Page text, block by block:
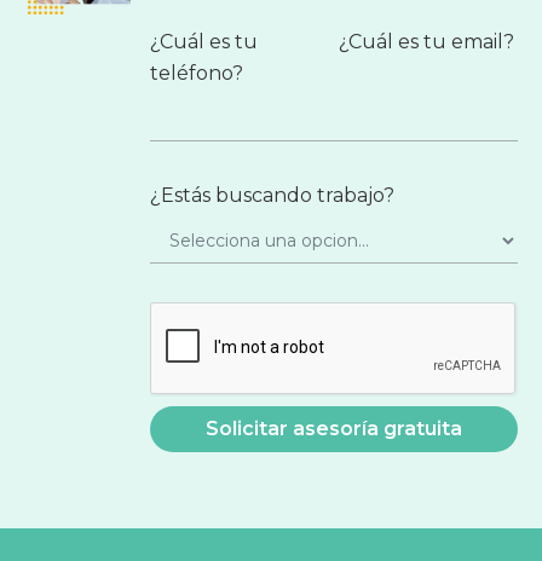
¿Cuál es tu
teléfono?
¿Cuál es tu email?
¿Estás buscando trabajo?